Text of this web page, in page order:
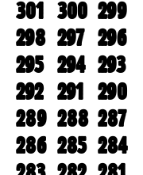
301 300 299
298 297 296
295 294 293
292 291 290
289 288 287
286 285 284